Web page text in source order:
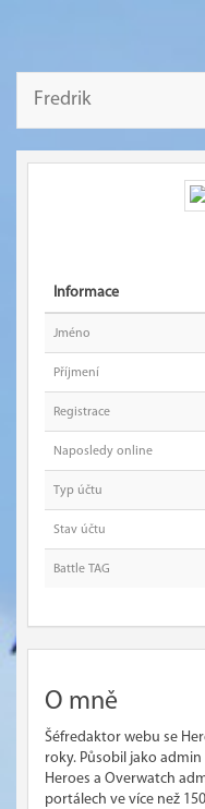
Fredrik
Informace
Jméno
Příjmení
Registrace
Naposledy online
Typ účtu
Stav účtu
Battle TAG
O mně
Šéfredaktor webu se
roky. Působil jako
Heroes a Overwatch
portálech ve více než